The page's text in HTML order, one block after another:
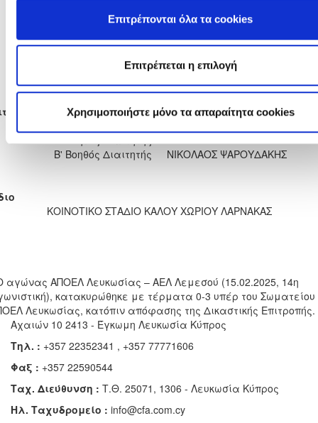
Επιτρέπονται όλα τα cookies
Επιτρέπεται η επιλογή
Χρησιμοποιήστε μόνο τα απαραίτητα cookies
ΘΕΟΦΑΝΩ ΛΙΜΑΝΤΖΑΚΗ
ΒΕΡΟΝΙΚΑ ΑΝΤΟΝΙΑ
ΧΑΤΖΗΧΡΙΣΤΟΔΟΥΛΟΥ
ΒΕΡΟΝΙΚΑ ΑΝΤΟΝΙΑ
ΧΑΤΖΗΧΡΙΣΤΟΔΟΥΛΟΥ
Α' Βοηθός Διαιτητής
ΣΑΒΒΑΣ ΦΙΛΗ
Β' Βοηθός Διαιτητής
ΝΙΚΟΛΑΟΣ ΨΑΡΟΥΔΑΚΗΣ
ΚΟΙΝΟΤΙΚΟ ΣΤΑΔΙΟ ΚΑΛΟΥ ΧΩΡΙΟΥ ΛΑΡΝΑΚΑΣ
αγώνας ΑΠΟΕΛ Λευκωσίας – ΑΕΛ Λεμεσού (15.02.2025, 14η
κατακυρώθηκε με τέρματα 0-3 υπέρ του Σωματείου
Λευκωσίας, κατόπιν απόφασης της Δικαστικής Επιτροπής.
Αχαιών 10 2413 - Έγκωμη Λευκωσία Κύπρος
Τηλ. : +357 22352341 , +357 77771606
Φαξ : +357 22590544
Ταχ. Διεύθυνση : Τ.Θ. 25071, 1306 - Λευκωσία Κύπρος
Ηλ. Ταχυδρομείο : info@cfa.com.cy